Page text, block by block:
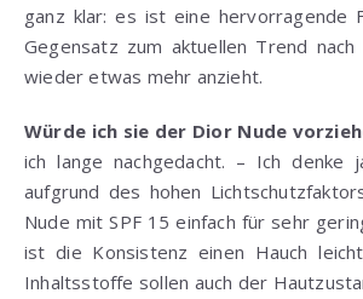
ganz klar: es ist eine hervorragende
Gegensatz zum aktuellen Trend
wieder etwas mehr anzieht.
Würde ich sie der Dior Nude
ich lange nachgedacht. – Ich denke
aufgrund des hohen
Nude mit SPF 15 einfach für sehr
ist die Konsistenz einen Hauch
Inhaltsstoffe sollen auch der